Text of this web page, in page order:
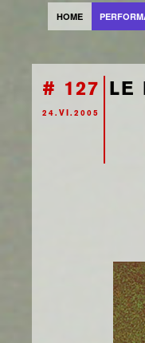
HOME
# 127
24.VI.2005
LE